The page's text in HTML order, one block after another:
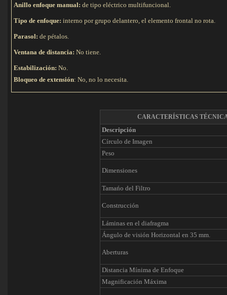
Anillo enfoque manual: de tipo eléctrico multifuncional.
Tipo de enfoque: interno por grupo delantero, el elemento frontal no rota.
Parasol: de pétalos.
Ventana de distancia: No tiene.
Estabilización: No.
Bloqueo de extensión: No, no lo necesita.
CARACTERÍSTICAS
Descripción
Círculo de Imagen
Peso
Dimensiones
Tamańo del Filtro
Construcción
Láminas en el diafragma
Ángulo de visión Horizontal en 35 mm.
Aberturas
Distancia Mínima de Enfoque
Magnificación Máxima